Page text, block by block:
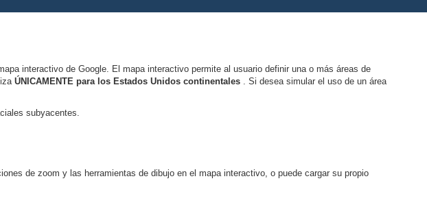
interactivo de Google. El mapa interactivo permite al usuario definir una o más áreas de
ÚNICAMENTE para los Estados Unidos continentales . Si desea simular el uso de un área
subyacentes.
de zoom y las herramientas de dibujo en el mapa interactivo, o puede cargar su propio